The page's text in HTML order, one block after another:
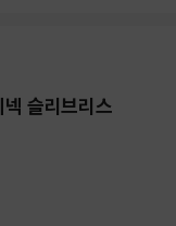
슬리브리스